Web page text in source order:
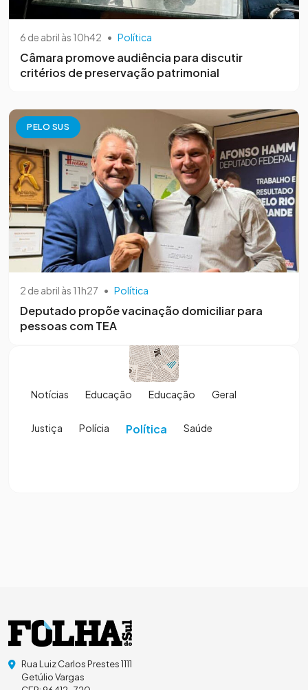
6 de abril às 10h42 • Política
Câmara promove audiência para discutir
critérios de preservação patrimonial
PELO SUS
2 de abril às 11h27 • Política
Deputado propõe vacinação domiciliar para
pessoas com TEA
Notícias Educação Educação Geral
Justiça Polícia Política Saúde
Rua Luiz Carlos Prestes 1111
Getúlio Vargas